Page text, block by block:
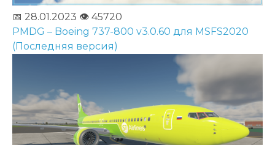
📅 28.01.2023 👁️ 45720
PMDG – Boeing 737-800 v3.0.60 для MSFS2020
(Последняя версия)